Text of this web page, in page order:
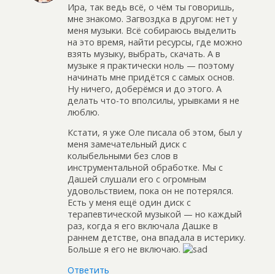
Ира, так ведь всё, о чём ты говоришь,
мне знакомо. Загвоздка в другом: нет у
меня музыки. Всё собираюсь выделить
на это время, найти ресурсы, где можно
взять музыку, выбрать, скачать. А в
музыке я практически ноль — поэтому
начинать мне придётся с самых основ.
Ну ничего, доберёмся и до этого. А
делать что-то вполсилы, урывками я не
люблю.
Кстати, я уже Оле писала об этом, был у
меня замечательный диск с
колыбельными без слов в
инструментальной обработке. Мы с
Дашей слушали его с огромным
удовольствием, пока он не потерялся.
Есть у меня ещё один диск с
терапевтической музыкой — но каждый
раз, когда я его включала Дашке в
раннем детстве, она впадала в истерику.
Больше я его не включаю.
Ответить